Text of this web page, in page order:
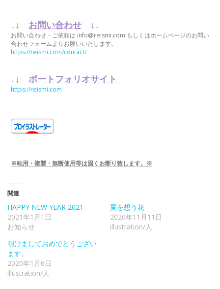
↓↓ お問い合わせ ↓↓
お問い合わせ・ご依頼は info@reismi.com もしくはホームページのお問い
合わせフォームよりお願いいたします。
https://reismi.com/contact/
↓↓ ポートフォリオサイト
https://reismi.com
※転用・複製・無断使用等は固くお断り致します。※
関連
HAPPY NEW YEAR 2021
2021年1月1日
お知らせ
夏を想う花
2020年11月11日
illustration/人
明けましておめでとうござい
ます。
2020年1月6日
illustration/人